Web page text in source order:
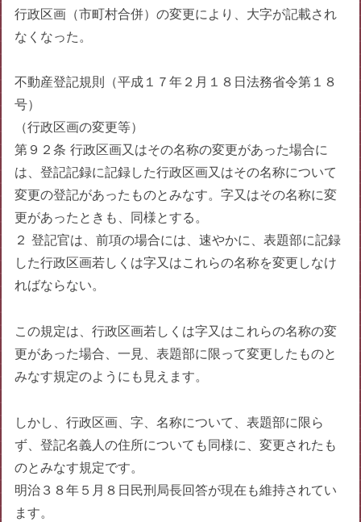
行政区画（市町村合併）の変更により、大字が記載され
なくなった。
不動産登記規則（平成１７年２月１８日法務省令第１８
号）
（行政区画の変更等）
第９２条 行政区画又はその名称の変更があった場合に
は、登記記録に記録した行政区画又はその名称について
変更の登記があったものとみなす。字又はその名称に変
更があったときも、同様とする。
２ 登記官は、前項の場合には、速やかに、表題部に記録
した行政区画若しくは字又はこれらの名称を変更しなけ
ればならない。
この規定は、行政区画若しくは字又はこれらの名称の変
更があった場合、一見、表題部に限って変更したものと
みなす規定のようにも見えます。
しかし、行政区画、字、名称について、表題部に限ら
ず、登記名義人の住所についても同様に、変更されたも
のとみなす規定です。
明治３８年５月８日民刑局長回答が現在も維持されてい
ます。